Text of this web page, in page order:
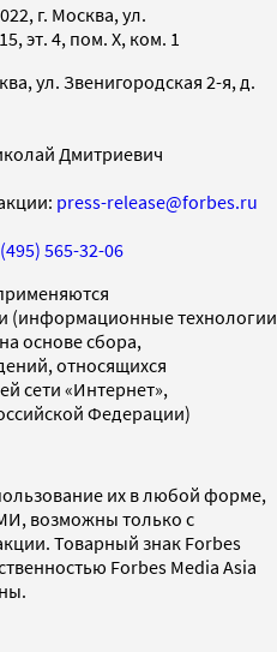
г. Москва, ул.
эт. 4, пом. X, ком. 1
ул. Звенигородская 2-я, д.
Дмитриевич
press-release@forbes.ru
565-32-06
(информационные технологии
основе сбора,
относящихся
сети «Интернет»,
Федерации)
их в любой форме,
возможны только с
Товарный знак Forbes
Forbes Media Asia